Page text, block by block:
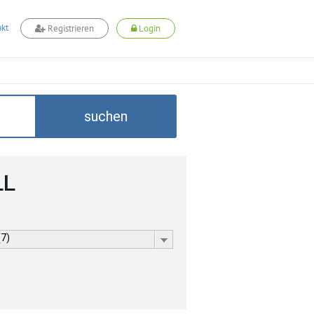
Registrieren Login
suchen